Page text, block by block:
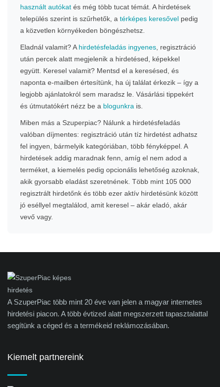
használt autókat és még több tucat témát. A hirdetések
település szerint is szűrhetők, a térképes keresővel pedig
a közvetlen környékeden böngészhetsz.
Eladnál valamit? A hirdetésfeladás ingyenes , regisztráció
után percek alatt megjelenik a hirdetésed, képekkel
együtt. Keresel valamit? Mentsd el a keresésed, és
naponta e-mailben értesítünk, ha új találat érkezik – így a
legjobb ajánlatokról sem maradsz le. Vásárlási tippekért
és útmutatókért nézz be a blogunkra is.
Miben más a Szuperpiac? Nálunk a hirdetésfeladás
valóban díjmentes: regisztráció után tíz hirdetést adhatsz
fel ingyen, bármelyik kategóriában, több fényképpel. A
hirdetések addig maradnak fenn, amíg el nem adod a
terméket, a kiemelés pedig opcionális lehetőség azoknak,
akik gyorsabb eladást szeretnének. Több mint 105 000
regisztrált hirdetőnk és több ezer aktív hirdetésünk között
jó eséllyel megtalálod, amit keresel – akár eladó, akár
vevő vagy.
A SzuperPiac több mint 20 éve van jelen a magyar internetes
hirdetési piacon. A több évtized alatt megszerzett tapasztalattal
segítünk a céged és a termékeid reklámozásában.
Kiemelt partnereink